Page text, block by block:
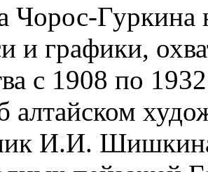
Чорос-Гуркина
и графики,
с 1908 по
алтайском
И.И.